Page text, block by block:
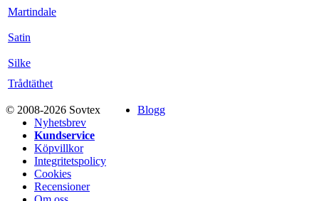
Martindale
Satin
Silke
Trådtäthet
© 2008-2026 Sovtex
Blogg
Nyhetsbrev
Kundservice
Köpvillkor
Integritetspolicy
Cookies
Recensioner